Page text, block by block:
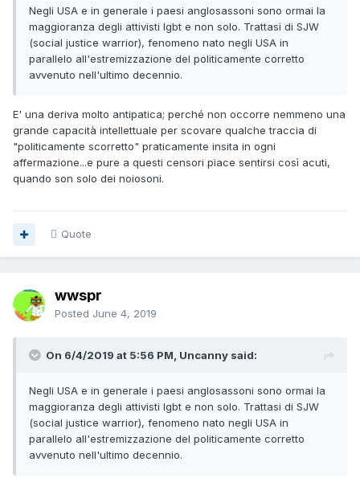
Negli USA e in generale i paesi anglosassoni sono ormai la
maggioranza degli attivisti lgbt e non solo. Trattasi di SJW
(social justice warrior), fenomeno nato negli USA in
parallelo all'estremizzazione del politicamente corretto
avvenuto nell'ultimo decennio.
E' una deriva molto antipatica; perché non occorre nemmeno una
grande capacità intellettuale per scovare qualche traccia di
"politicamente scorretto" praticamente insita in ogni
affermazione...e pure a questi censori piace sentirsi così acuti,
quando son solo dei noiosoni.
Quote
wwspr
Posted June 4, 2019
On 6/4/2019 at 5:56 PM, Uncanny said:
Negli USA e in generale i paesi anglosassoni sono ormai la
maggioranza degli attivisti lgbt e non solo. Trattasi di SJW
(social justice warrior), fenomeno nato negli USA in
parallelo all'estremizzazione del politicamente corretto
avvenuto nell'ultimo decennio.